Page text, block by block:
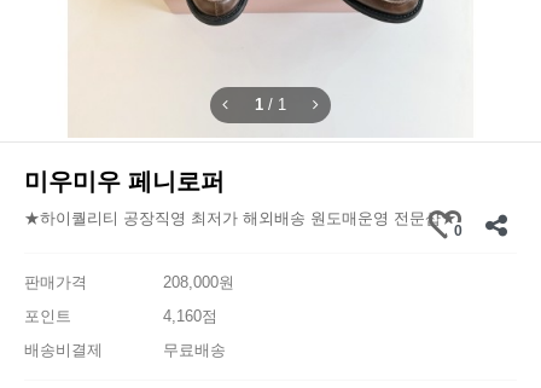
1 / 1
미우미우 페니로퍼
★하이퀄리티 공장직영 최저가 해외배송 원도매운영 전문샵★
0
판매가격
208,000원
포인트
4,160점
배송비결제
무료배송